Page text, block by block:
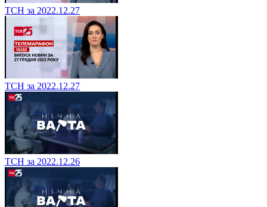
ТСН за 2022.12.27
ТСН за 2022.12.27
ТСН за 2022.12.26